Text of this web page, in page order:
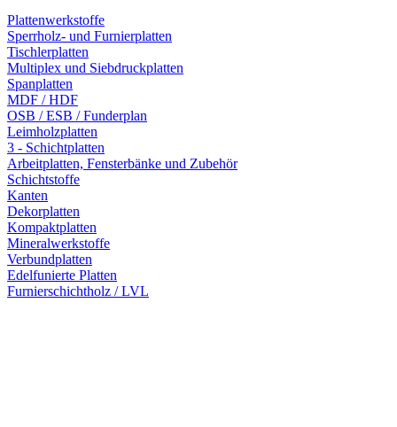
Plattenwerkstoffe
Sperrholz- und Furnierplatten
Tischlerplatten
Multiplex und Siebdruckplatten
Spanplatten
MDF / HDF
OSB / ESB / Funderplan
Leimholzplatten
3 - Schichtplatten
Arbeitplatten, Fensterbänke und Zubehör
Schichtstoffe
Kanten
Dekorplatten
Kompaktplatten
Mineralwerkstoffe
Verbundplatten
Edelfunierte Platten
Furnierschichtholz / LVL